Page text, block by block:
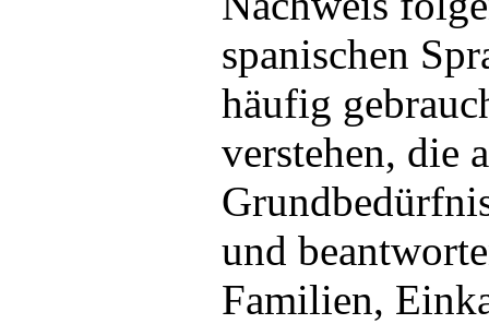
spanischen
häufig
verstehen, die
und
Familien,